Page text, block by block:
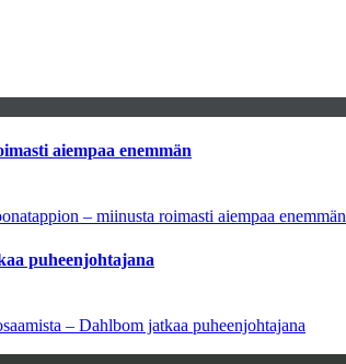
aiempaa enemmän
– miinusta roimasti aiempaa enemmän
puheenjohtajana
– Dahlbom jatkaa puheenjohtajana